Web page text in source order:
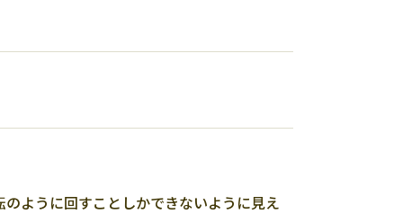
ように回すことしかできないように見え